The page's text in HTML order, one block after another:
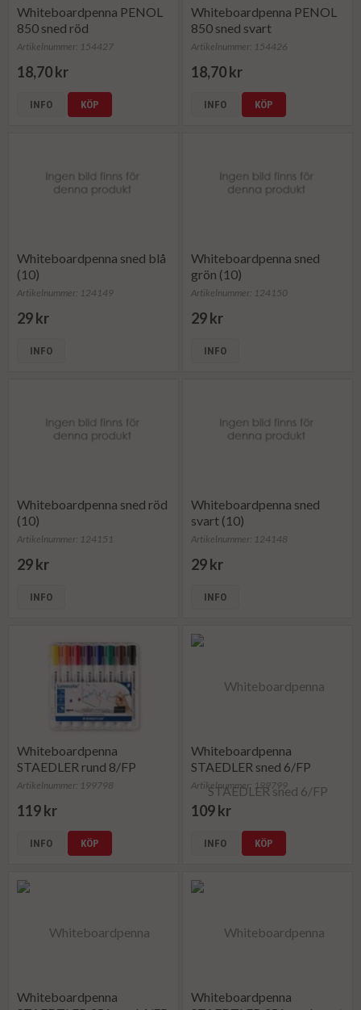
Whiteboardpenna PENOL
850 sned röd
Artikelnummer: 154427
18,70 kr
INFO KÖP
Whiteboardpenna PENOL
850 sned svart
Artikelnummer: 154426
18,70 kr
INFO KÖP
Whiteboardpenna sned blå
(10)
Artikelnummer: 124149
29 kr
INFO
Whiteboardpenna sned
grön (10)
Artikelnummer: 124150
29 kr
INFO
Whiteboardpenna sned röd
(10)
Artikelnummer: 124151
29 kr
INFO
Whiteboardpenna sned
svart (10)
Artikelnummer: 124148
29 kr
INFO
Whiteboardpenna
STAEDLER rund 8/FP
Artikelnummer: 199798
119 kr
INFO KÖP
Whiteboardpenna
STAEDLER sned 6/FP
Artikelnummer: 199799
109 kr
INFO KÖP
Whiteboardpenna
Whiteboardpenna